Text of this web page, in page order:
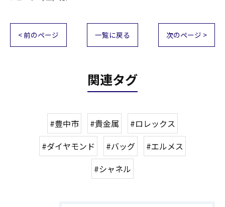
< 前のページ 一覧に戻る 次のページ >
関連タグ
#豊中市 #貴金属
#ロレックス
#ダイヤモンド
#バッグ
#エルメス
#シャネル